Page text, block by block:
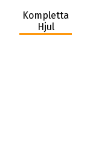
Kompletta
Hjul